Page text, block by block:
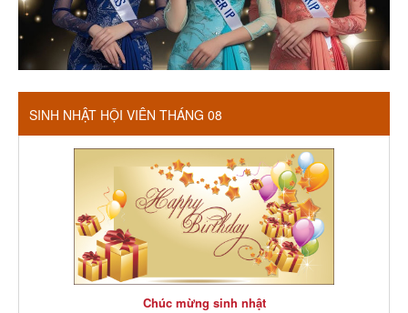
SINH NHẬT HỘI VIÊN THÁNG 08
Chúc mừng sinh nhật